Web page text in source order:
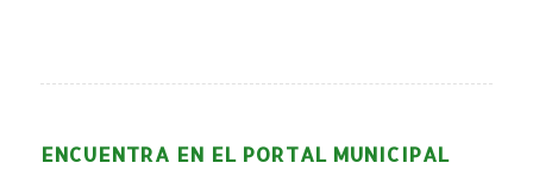
ENCUENTRA EN EL PORTAL MUNICIPAL